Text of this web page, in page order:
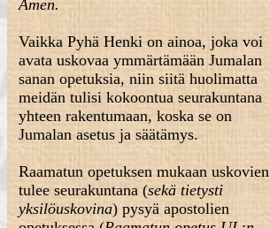
Amen.
Vaikka Pyhä Henki on ainoa, joka voi
avata uskovaa ymmärtämään Jumalan
sanan opetuksia, niin siitä huolimatta
meidän tulisi kokoontua seurakuntana
yhteen rakentumaan, koska se on
Jumalan asetus ja säätämys.
Raamatun opetuksen mukaan uskovien
tulee seurakuntana (sekä tietysti
yksilöuskovina) pysyä apostolien